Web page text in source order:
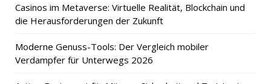
Casinos im Metaverse: Virtuelle Realität, Blockchain und
die Herausforderungen der Zukunft
Moderne Genuss-Tools: Der Vergleich mobiler
Verdampfer für Unterwegs 2026